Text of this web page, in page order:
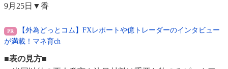
9月25日▼香
【外為どっとコム】FXレポートや億トレーダーのインタビュー
が満載！マネ育ch
■表の見方■